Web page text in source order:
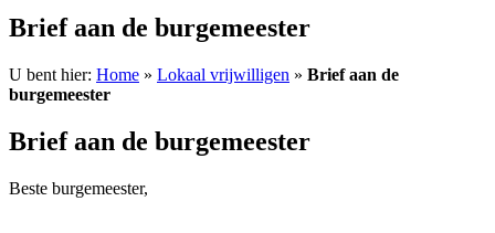
Brief aan de burgemeester
U bent hier: Home » Lokaal vrijwilligen » Brief aan de
burgemeester
Brief aan de burgemeester
Beste burgemeester,